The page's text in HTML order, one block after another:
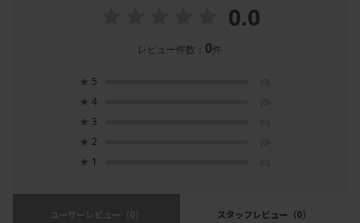
0.0
レビュー件数： 0件
★ 5 (0)
★ 4 (0)
★ 3 (0)
★ 2 (0)
★ 1 (0)
ユーザーレビュー （0） スタッフレビュー （0）